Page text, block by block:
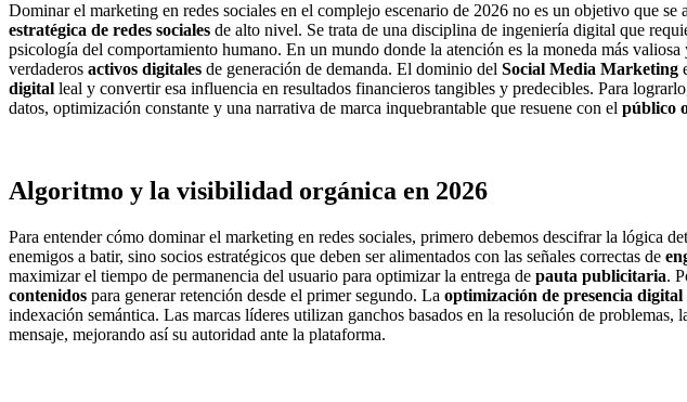
Dominar el marketing en redes sociales en el complejo escenario de 2026 no es un objetivo que
estratégica de redes sociales de alto nivel. Se trata de una disciplina de ingeniería digital que
psicología del comportamiento humano. En un mundo donde la atención es la moneda más
verdaderos activos digitales de generación de demanda. El dominio del Social Media Marketing
digital leal y convertir esa influencia en resultados financieros tangibles y predecibles. Para
datos, optimización constante y una narrativa de marca inquebrantable que resuene con el público
Algoritmo y la visibilidad orgánica en 2026
Para entender cómo dominar el marketing en redes sociales, primero debemos descifrar la lógica
enemigos a batir, sino socios estratégicos que deben ser alimentados con las señales correctas de
maximizar el tiempo de permanencia del usuario para optimizar la entrega de pauta publicitaria.
contenidos para generar retención desde el primer segundo. La optimización de presencia digital
indexación semántica. Las marcas líderes utilizan ganchos basados en la resolución de
mensaje, mejorando así su autoridad ante la plataforma.